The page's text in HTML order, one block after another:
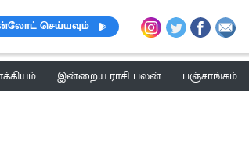
செய்யவும்
இன்றைய ராசி பலன் பஞ்சாங்கம்